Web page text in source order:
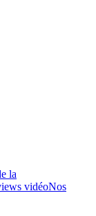
la
vidéoNos